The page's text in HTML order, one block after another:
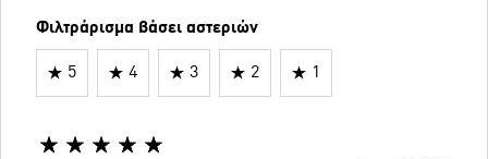
Φιλτράρισμα βάσει αστεριών
5 4 3 2 1